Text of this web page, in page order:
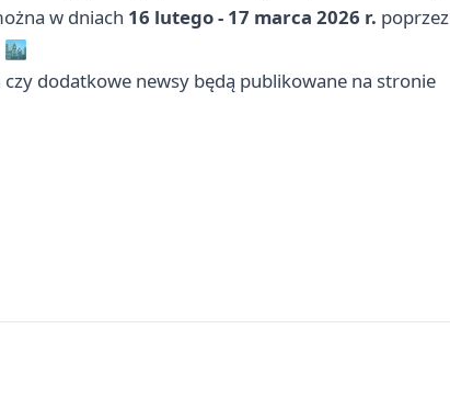
w dniach 16 lutego - 17 marca 2026 r. poprzez
🏙️
dodatkowe newsy będą publikowane na stronie